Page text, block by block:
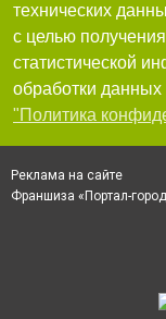
технических
с целью
статистической
обработки данных
"Политика
Реклама на сайте
Франшиза «Портал-